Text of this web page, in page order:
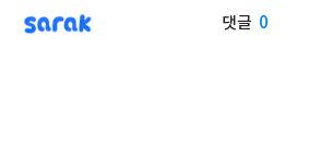
sarak 댓글 0